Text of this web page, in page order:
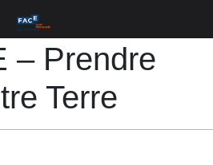
– Prendre
Terre